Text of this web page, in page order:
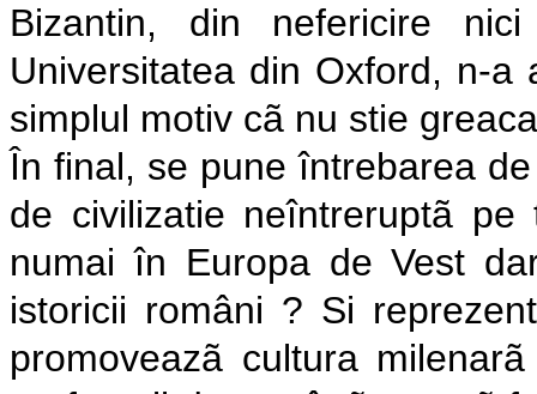
Bizantin, din nefericire
Universitatea din Oxford, n-a
simplul motiv cã nu stie
În final, se pune întrebarea
de civilizatie neîntreruptã
numai în Europa de Vest
istoricii români ? Si
promoveazã cultura